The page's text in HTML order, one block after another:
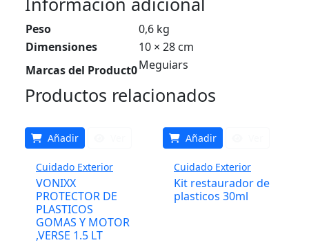
Peso
0,6 kg
Dimensiones
10 × 28 cm
Marcas del Product0Meguiars
Productos relacionados
Añadir
Cuidado Exterior
VONIXX
PROTECTOR DE
PLASTICOS
GOMAS Y MOTOR
,VERSE 1.5 LT
Añadir
Cuidado Exterior
Kit restaurador de
plasticos 30ml